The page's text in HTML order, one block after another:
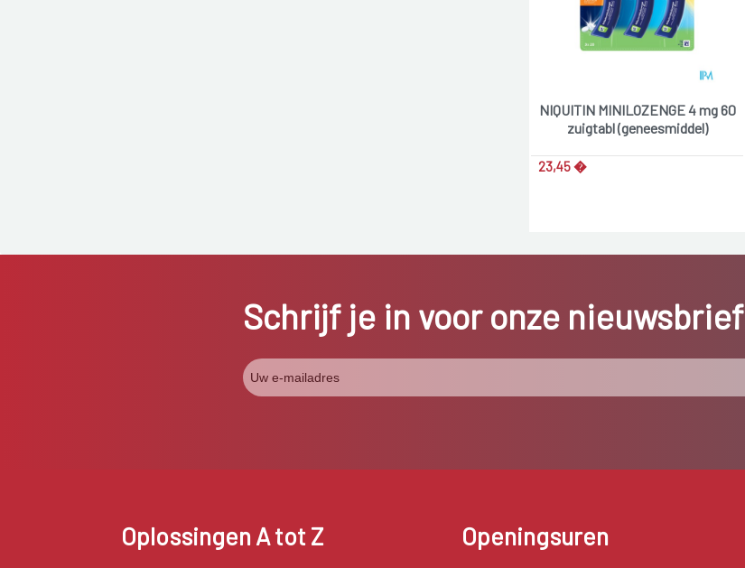
NIQUITIN MINILOZENGE 4 mg 60
zuigtabl (geneesmiddel)
23,45 �
Schrijf je in voor onze nieuwsbrief
Oplossingen A tot Z Openingsuren